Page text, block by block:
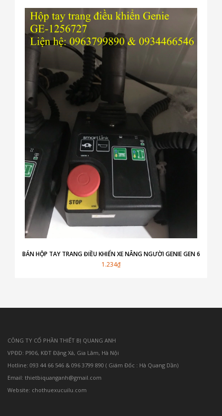
BÁN HỘP TAY TRANG ĐIỀU KHIỂN XE NÂNG NGƯỜI GENIE GEN 6
1.234₫
CÔNG TY CỔ PHẦN THIẾT BỊ QUANG ANH
VPĐD: P906, KĐT Đặng Xá, Gia Lâm, Hà Nội
Hotline: 093 44 66 546 & 096 3799 890 ( Giám Đốc : Hà Quang Dần)
Email: thietbiquanganh@gmail.com
Website: chothuexucuilu.com